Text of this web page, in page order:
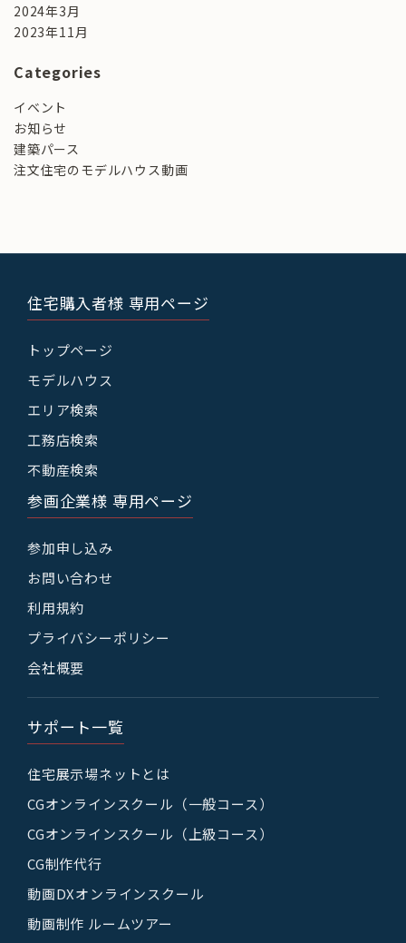
2024年3月
2023年11月
Categories
イベント
お知らせ
建築パース
注文住宅のモデルハウス動画
住宅購入者様 専用ページ
トップページ
モデルハウス
エリア検索
工務店検索
不動産検索
参画企業様 専用ページ
参加申し込み
お問い合わせ
利用規約
プライバシーポリシー
会社概要
サポート一覧
住宅展示場ネットとは
CGオンラインスクール（一般コース）
CGオンラインスクール（上級コース）
CG制作代行
動画DXオンラインスクール
動画制作 ルームツアー